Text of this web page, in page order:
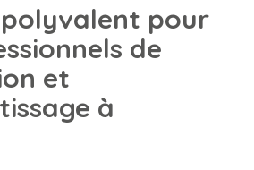
pour
de
et
à